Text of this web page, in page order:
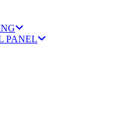
PANEL